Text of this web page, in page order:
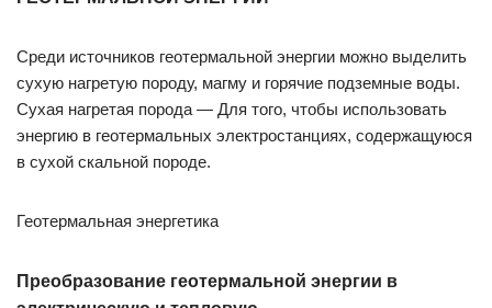
Среди источников геотермальной энергии можно выделить
сухую нагретую породу, магму и горячие подземные воды.
Сухая нагретая порода — Для того, чтобы использовать
энергию в геотермальных электростанциях, содержащуюся
в сухой скальной породе.
Геотермальная энергетика
Преобразование геотермальной энергии в